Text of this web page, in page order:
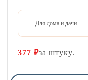
Для дома и дачи
377 ₽за штуку.